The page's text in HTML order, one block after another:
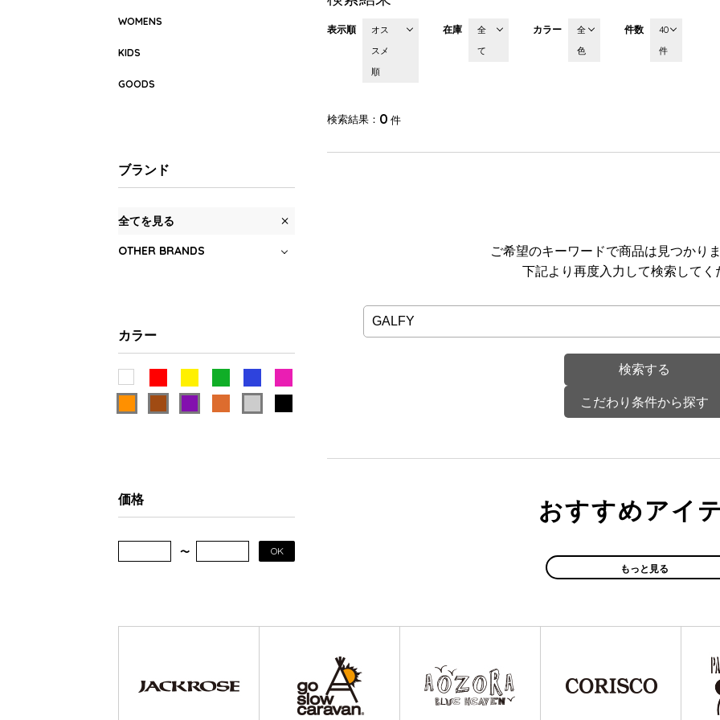
表示順
オス
スメ
順
在庫
全
て
カラー
全
色
件数
40
件
検索結果 0 件
ご希望のキーワードで商品は見つかり
下記より再度入力して検索してく
こだわり条件から探す
おすすめアイ
もっと見る
WOMENS
KIDS
GOODS
ブランド
全てを見る
OTHER BRANDS
カラー
価格
OK